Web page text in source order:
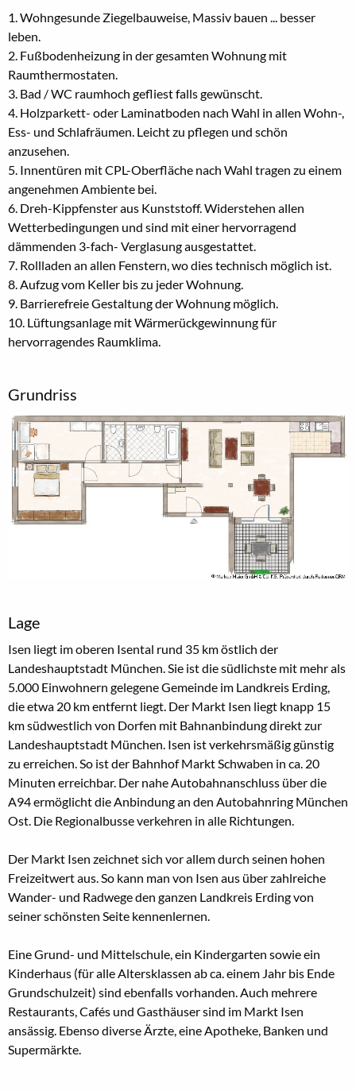
1. Wohngesunde Ziegelbauweise, Massiv bauen ... besser
leben.
2. Fußbodenheizung in der gesamten Wohnung mit
Raumthermostaten.
3. Bad / WC raumhoch gefliest falls gewünscht.
4. Holzparkett- oder Laminatboden nach Wahl in allen Wohn-,
Ess- und Schlafräumen. Leicht zu pflegen und schön
anzusehen.
5. Innentüren mit CPL-Oberfläche nach Wahl tragen zu einem
angenehmen Ambiente bei.
6. Dreh-Kippfenster aus Kunststoff. Widerstehen allen
Wetterbedingungen und sind mit einer hervorragend
dämmenden 3-fach- Verglasung ausgestattet.
7. Rollladen an allen Fenstern, wo dies technisch möglich ist.
8. Aufzug vom Keller bis zu jeder Wohnung.
9. Barrierefreie Gestaltung der Wohnung möglich.
10. Lüftungsanlage mit Wärmerückgewinnung für
hervorragendes Raumklima.
Grundriss
Lage
Isen liegt im oberen Isental rund 35 km östlich der
Landeshauptstadt München. Sie ist die südlichste mit mehr als
5.000 Einwohnern gelegene Gemeinde im Landkreis Erding,
die etwa 20 km entfernt liegt. Der Markt Isen liegt knapp 15
km südwestlich von Dorfen mit Bahnanbindung direkt zur
Landeshauptstadt München. Isen ist verkehrsmäßig günstig
zu erreichen. So ist der Bahnhof Markt Schwaben in ca. 20
Minuten erreichbar. Der nahe Autobahnanschluss über die
A94 ermöglicht die Anbindung an den Autobahnring München
Ost. Die Regionalbusse verkehren in alle Richtungen.
Der Markt Isen zeichnet sich vor allem durch seinen hohen
Freizeitwert aus. So kann man von Isen aus über zahlreiche
Wander- und Radwege den ganzen Landkreis Erding von
seiner schönsten Seite kennenlernen.
Eine Grund- und Mittelschule, ein Kindergarten sowie ein
Kinderhaus (für alle Altersklassen ab ca. einem Jahr bis Ende
Grundschulzeit) sind ebenfalls vorhanden. Auch mehrere
Restaurants, Cafés und Gasthäuser sind im Markt Isen
ansässig. Ebenso diverse Ärzte, eine Apotheke, Banken und
Supermärkte.